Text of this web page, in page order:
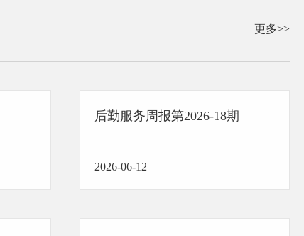
更多>>
后勤服务周报第2026-18期
2026-06-12